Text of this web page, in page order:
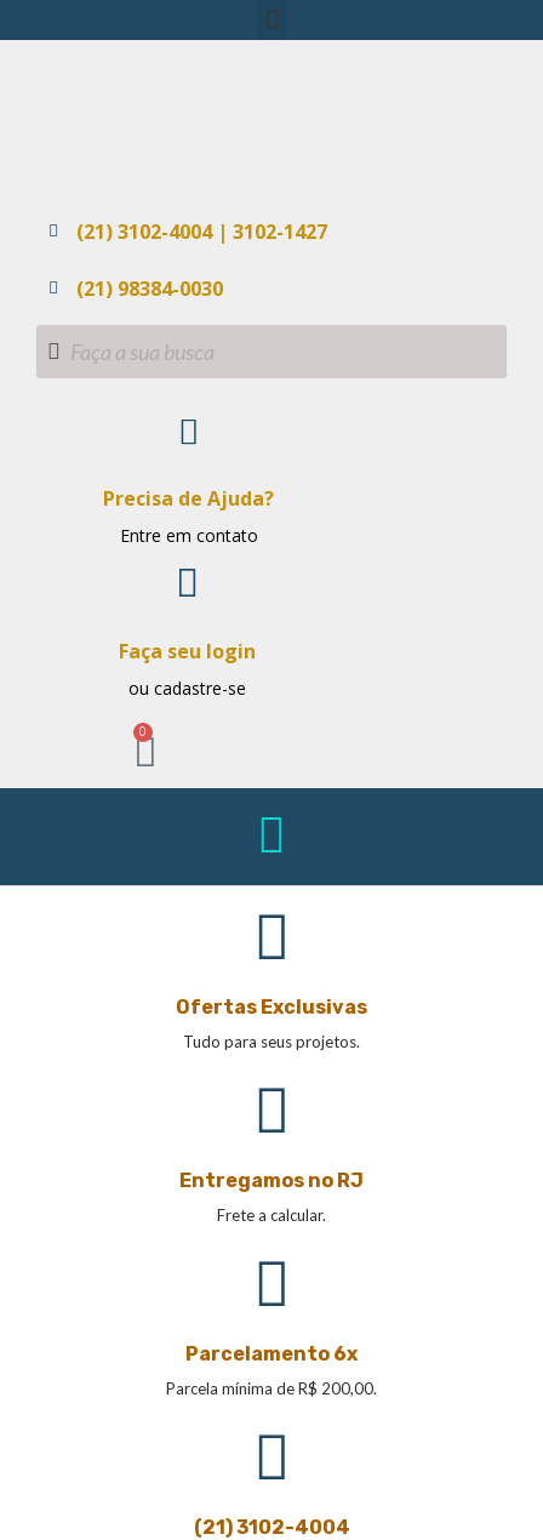
(21) 3102-4004 | 3102-1427
(21) 98384-0030
Precisa de Ajuda?
Entre em contato
Faça seu login
ou cadastre-se
0
Ofertas Exclusivas
Tudo para seus projetos.
Entregamos no RJ
Frete a calcular.
Parcelamento 6x
Parcela mínima de R$ 200,00.
(21) 3102-4004